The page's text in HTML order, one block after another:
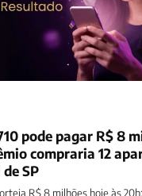
pode pagar R$ 8
compraria 12
SP
R$ 8 milhões hoje às